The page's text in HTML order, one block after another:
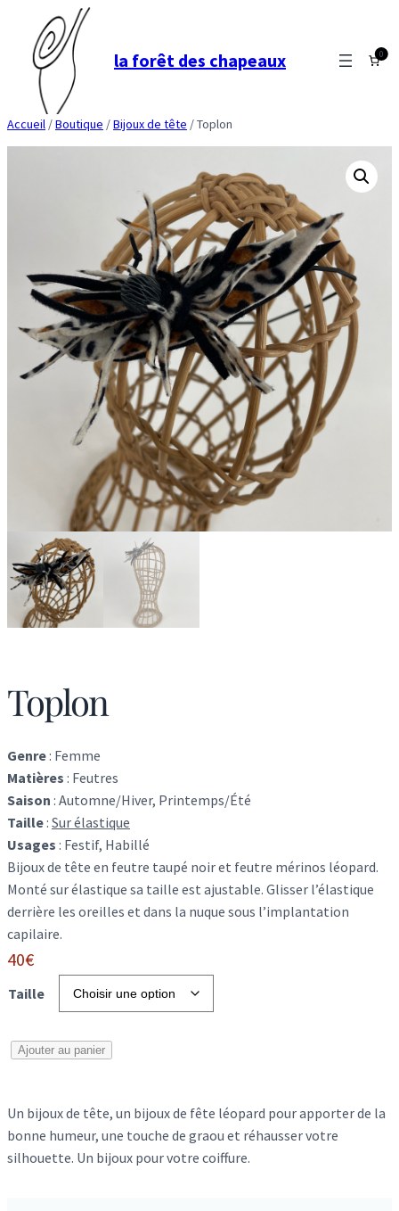
contenu
la forêt des chapeaux 0
Accueil /Boutique /Bijoux de tête / Toplon
Toplon
Genre: Femme
Matières : Feutres
Saison : Automne/Hiver, Printemps/Été
Taille: Sur élastique
Usages : Festif, Habillé
Bijoux de tête en feutre taupé noir et feutre mérinos léopard.
Monté sur élastique sa taille est ajustable. Glisser l’élastique
derrière les oreilles et dans la nuque sous l’implantation
capilaire.
40€
Taille
n
t
i
Ajouter au panier
Un bijoux de tête, un bijoux de fête léopard pour apporter de la
bonne humeur, une touche de graou et réhausser votre
silhouette. Un bijoux pour votre coiffure.